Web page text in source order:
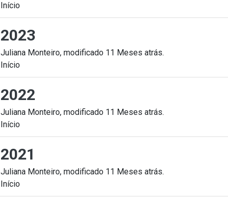
Início
2023
Juliana Monteiro, modificado 11 Meses atrás.
Início
2022
Juliana Monteiro, modificado 11 Meses atrás.
Início
2021
Juliana Monteiro, modificado 11 Meses atrás.
Início